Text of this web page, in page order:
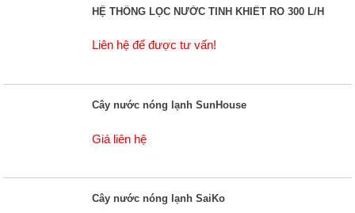
HỆ THỐNG LỌC NƯỚC TINH KHIẾT RO 300 L/H
Liên hệ để được tư vấn!
Cây nước nóng lạnh SunHouse
Giá liên hệ
Cây nước nóng lạnh SaiKo